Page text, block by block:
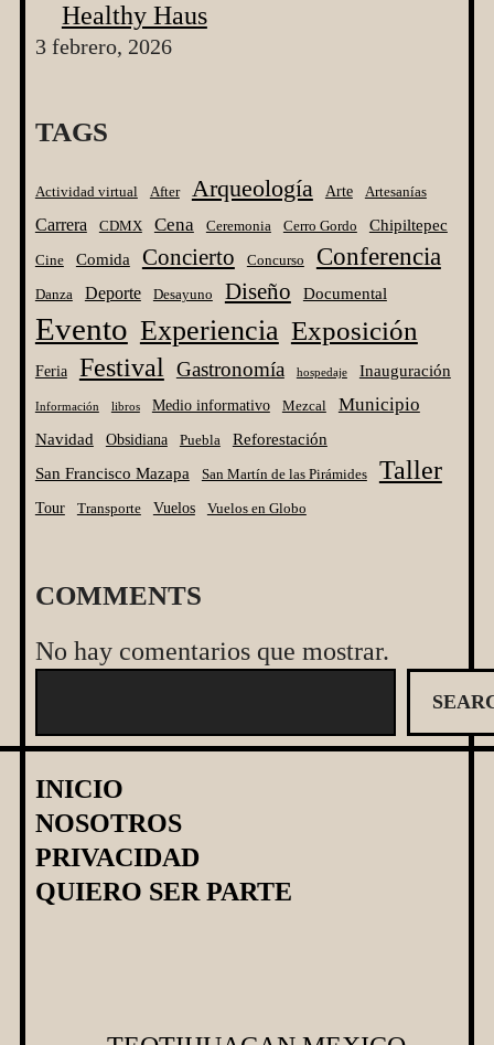
Healthy Haus
3 febrero, 2026
TAGS
Actividad virtual After Arqueología Arte Artesanías
Carrera CDMX Cena Ceremonia Cerro Gordo Chipiltepec
Cine Comida Concierto Concurso Conferencia
Danza Deporte Desayuno Diseño Documental
Evento Experiencia Exposición
Feria Festival Gastronomía hospedaje Inauguración
Información libros Medio informativo Mezcal Municipio
Navidad Obsidiana Puebla
Reforestación
San Francisco Mazapa
San Martín de las Pirámides Taller
Tour Transporte Vuelos Vuelos en Globo
COMMENTS
No hay comentarios que mostrar.
s
c
a
r
INICIO
NOSOTROS
PRIVACIDAD
QUIERO SER PARTE